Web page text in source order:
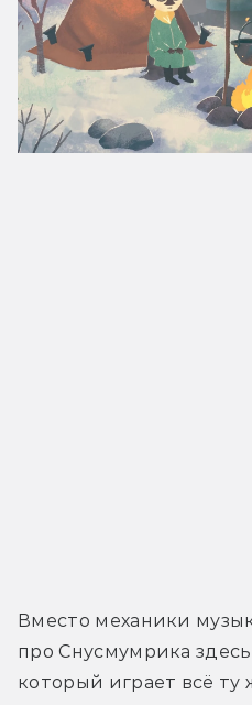
Вместо механики
про Снусмумрика
который играет всё ту